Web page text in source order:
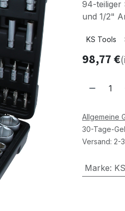
94-teiliger
und 1/2"
KS Tools
98,77€
Allgemeine
30-Tage-
Versand: 2-
Marke: